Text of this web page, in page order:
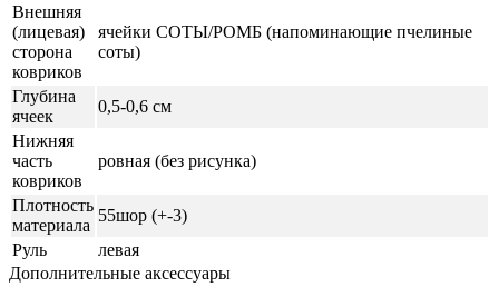
Внешняя
(лицевая)
сторона
ковриков
ячейки СОТЫ/РОМБ (напоминающие пчелиные
соты)
Глубина
ячеек
0,5-0,6 см
Нижняя
часть
ковриков
ровная (без рисунка)
Плотность
материала
55шор (+-3)
Руль
левая
Дополнительные аксессуары